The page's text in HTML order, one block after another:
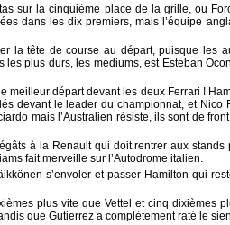
sur la cinquième place de la grille, ou
dans les dix premiers, mais l’équipe
la tête de course au départ, puisque les
plus durs, les médiums, est Esteban
meilleur départ devant les deux Ferrari !
devant le leader du championnat, et Nico
mais l’Australien résiste, ils sont de
à la Renault qui doit rentrer aux stands
fait merveille sur l’Autodrome italien.
s’envoler et passer Hamilton qui
plus vite que Vettel et cinq dixièmes
que Gutierrez a complètement raté le